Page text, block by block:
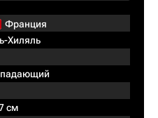
Франция
Хиляль
см